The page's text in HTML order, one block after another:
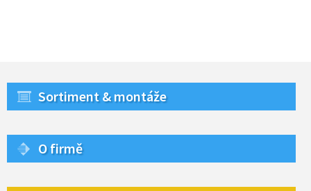
Sortiment & montáže
O firmě